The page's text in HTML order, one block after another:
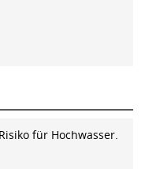
für Hochwasser.